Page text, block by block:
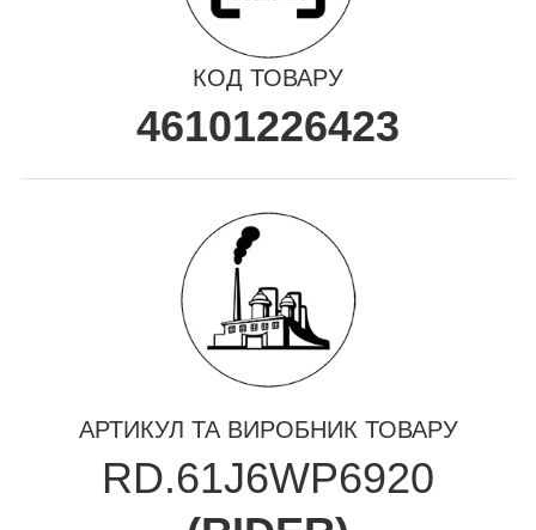
КОД ТОВАРУ
46101226423
АРТИКУЛ ТА ВИРОБНИК ТОВАРУ
RD.61J6WP6920